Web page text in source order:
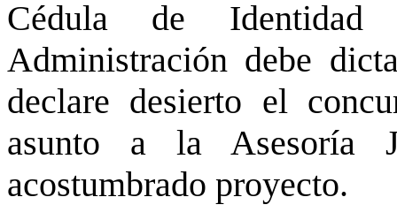
Cédula de
Administración debe
declare desierto el
asunto a la Asesoría
acostumbrado proyecto.